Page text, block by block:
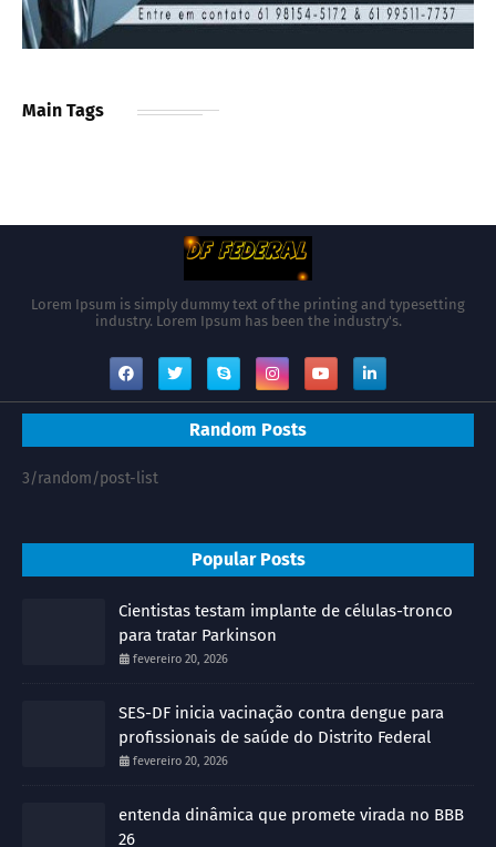
Main Tags
Lorem Ipsum is simply dummy text of the printing and typesetting
industry. Lorem Ipsum has been the industry's.
Random Posts
3/random/post-list
Popular Posts
Cientistas testam implante de células-tronco
para tratar Parkinson
fevereiro 20, 2026
SES-DF inicia vacinação contra dengue para
profissionais de saúde do Distrito Federal
fevereiro 20, 2026
entenda dinâmica que promete virada no BBB
26